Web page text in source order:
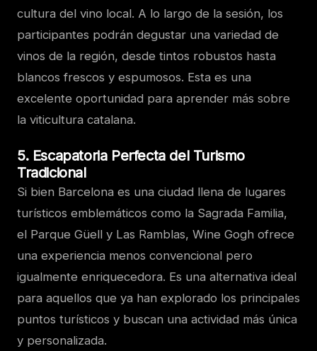
cultura del vino local. A lo largo de la sesión, los
participantes podrán degustar una variedad de
vinos de la región, desde tintos robustos hasta
blancos frescos y espumosos. Esta es una
excelente oportunidad para aprender más sobre
la viticultura catalana.
5. Escapatoria Perfecta del Turismo
Tradicional
Si bien Barcelona es una ciudad llena de lugares
turísticos emblemáticos como la Sagrada Familia,
el Parque Güell y Las Ramblas, Wine Gogh ofrece
una experiencia menos convencional pero
igualmente enriquecedora. Es una alternativa ideal
para aquellos que ya han explorado los principales
puntos turísticos y buscan una actividad más única
y personalizada.